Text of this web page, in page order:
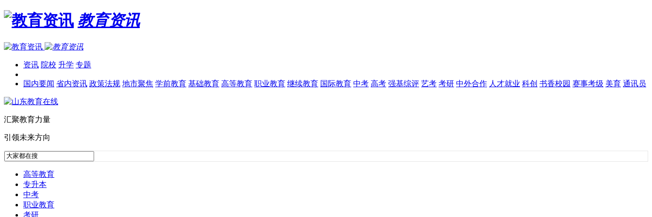
教育资讯
资讯 院校 升学 专题
国内要闻 省内资讯 政策法规 地市聚焦 学前教育 基础教育 高等教育 职业教育 继续教育 国际教育 中考 高考 强基综评 艺考 考研 中外合作 人才就业 科创 书香校园 赛事考级 美育 通讯员
汇聚教育力量
引领未来方向
高等教育
专升本
中考
职业教育
考研